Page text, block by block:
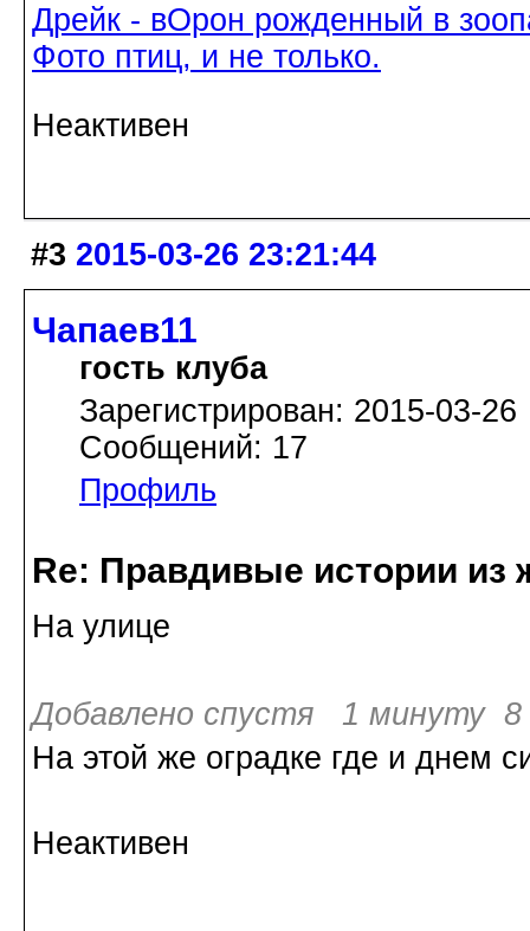
Дрейк - вОрон рожденный в
Фото птиц, и не только.
Неактивен
#3 2015-03-26 23:21:44
Чапаев11
гость клуба
Зарегистрирован: 2015-03-26
Сообщений: 17
Профиль
Re: Правдивые истории из
На улице
Добавлено спустя 1 минуту 8
На этой же оградке где и днем
Неактивен